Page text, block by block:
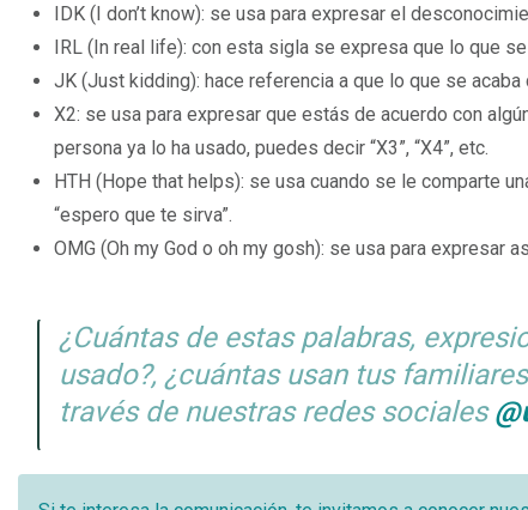
IDK (I don’t know): se usa para expresar el
IRL (In real life): con esta sigla se expresa que lo que
JK (Just kidding): hace referencia a que lo que se acaba
X2: se usa para expresar que estás de acuerdo con
persona ya lo ha usado, puedes decir “X3”, “X4”, etc.
HTH (Hope that helps): se usa cuando se le comparte
“espero que te sirva”.
OMG (Oh my God o oh my gosh): se usa para expresar
¿Cuántas de estas palabras,
usado?, ¿cuántas usan tus
través de nuestras redes sociales